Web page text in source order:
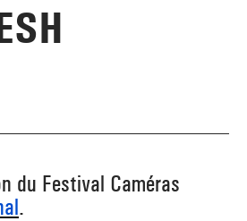
du Festival Caméras
.